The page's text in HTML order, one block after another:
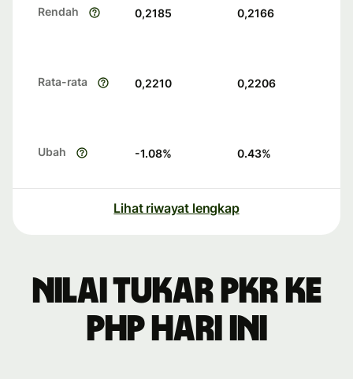
Rendah 0,2185 0,2166
Rata-rata 0,2210 0,2206
Ubah -1.08% 0.43%
Lihat riwayat lengkap
Nilai tukar PKR ke
PHP hari ini